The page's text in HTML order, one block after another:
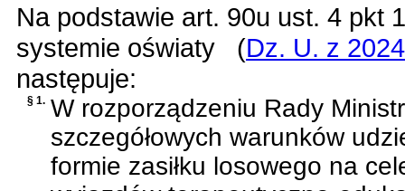
Na podstawie art. 90u ust. 4 pkt
systemie oświaty
(Dz. U. z
następuje:
§ 1. W rozporządzeniu Rady
szczegółowych warunków
formie zasiłku losowego na